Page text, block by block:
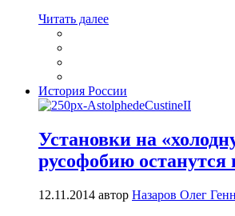
Читать далее
История России
Установки на
русофобию останутся
12.11.2014 автор Назаров Олег